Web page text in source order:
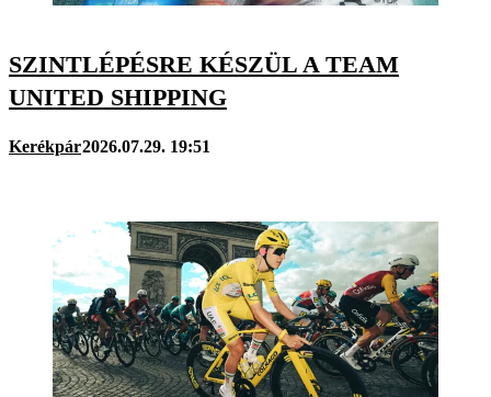
SZINTLÉPÉSRE KÉSZÜL A TEAM
UNITED SHIPPING
Kerékpár2026.07.29. 19:51